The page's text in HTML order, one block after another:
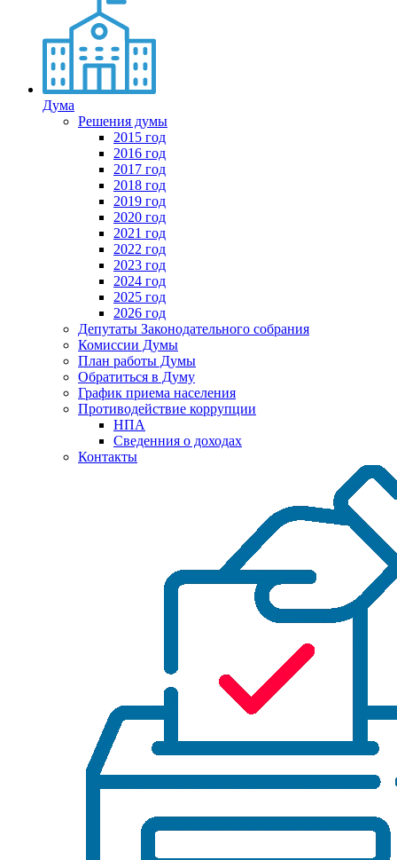
Дума
Решения думы
2015 год
2016 год
2017 год
2018 год
2019 год
2020 год
2021 год
2022 год
2023 год
2024 год
2025 год
2026 год
Депутаты Законодательного собрания
Комиссии Думы
План работы Думы
Обратиться в Думу
График приема населения
Противодействие коррупции
НПА
Сведенния о доходах
Контакты